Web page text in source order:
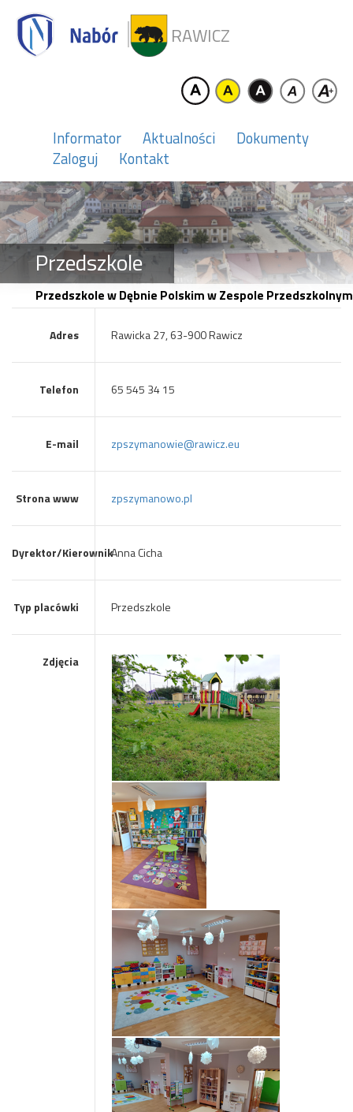
RAWICZ
Informator Aktualności
Dokumenty
Zaloguj
Kontakt
Przedszkole
Przedszkole w Dębnie Polskim w Zespole
Adres Rawicka 27, 63-900 Rawicz
Telefon 65 545 34 15
E-mail zpszymanowie@rawicz.eu
Strona www zpszymanowo.pl
Dyrektor/KierownikAnna Cicha
Typ placówki Przedszkole
Zdjęcia